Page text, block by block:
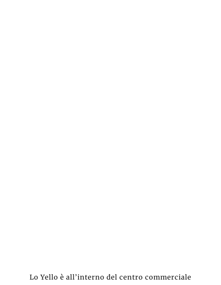
Lo Yello è all’interno del centro commerciale